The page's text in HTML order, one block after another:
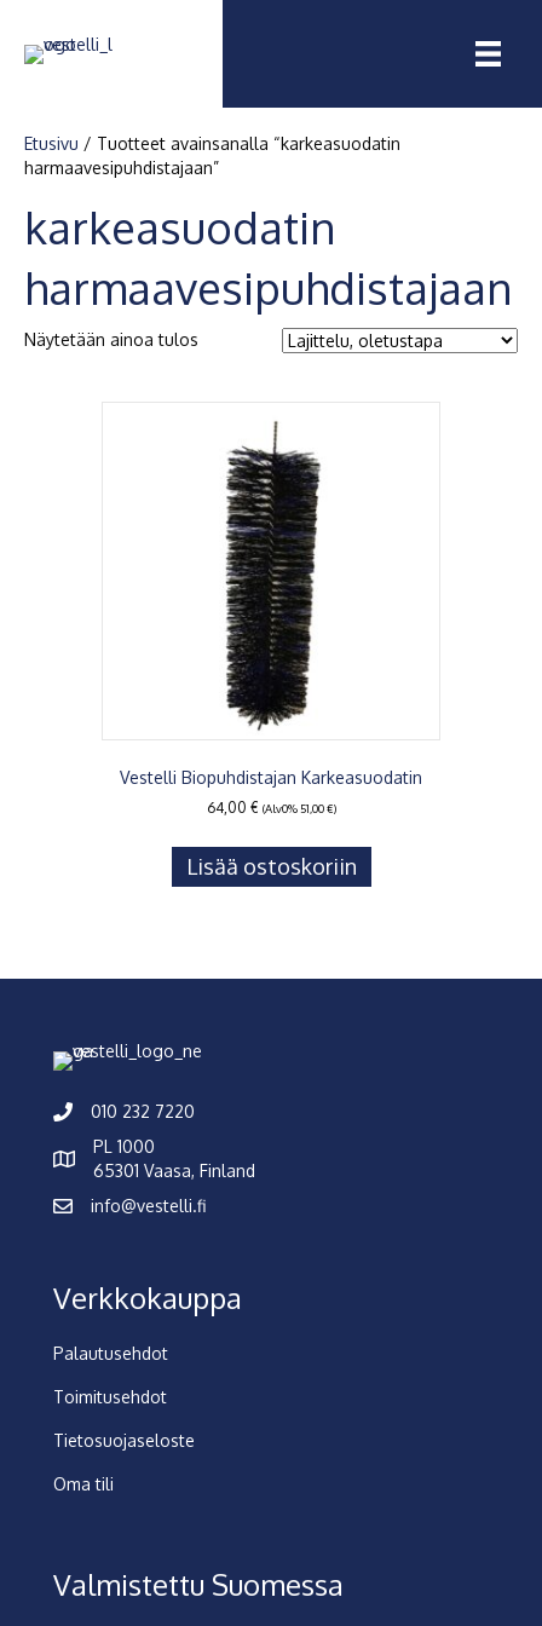
Etusivu / Tuotteet avainsanalla “karkeasuodatin
harmaavesipuhdistajaan”
karkeasuodatin
harmaavesipuhdistajaan
Näytetään ainoa tulos
Vestelli Biopuhdistajan Karkeasuodatin
64,00 € (Alv0% 51,00€)
Lisää ostoskoriin
010 232 7220
PL 1000
65301 Vaasa, Finland
info@vestelli.fi
Verkkokauppa
Palautusehdot
Toimitusehdot
Tietosuojaseloste
Oma tili
Valmistettu Suomessa